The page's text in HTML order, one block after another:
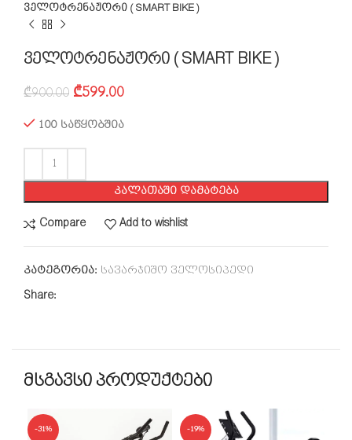
ველოტრენაჟორი ( SMART BIKE )
ველოტრენაჟორი ( SMART BIKE )
₾900.00 ₾599.00
100 საწყობშია
ᲙᲐᲚᲐᲗᲐᲨᲘ ᲓᲐᲛᲐᲢᲔᲑᲐ
Compare Add to wishlist
კატეგორია: სავარჯიშო ველოსიპედი
Share:
მსგავსი პროდუქტები
-31% -19%